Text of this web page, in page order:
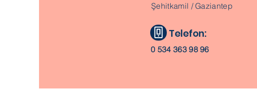
Şehitkamil / Gaziantep
Telefon:
0 534 363 98 96